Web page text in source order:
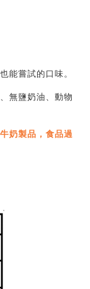
能嘗試的口味。
無鹽奶油、動物
奶製品，食品過